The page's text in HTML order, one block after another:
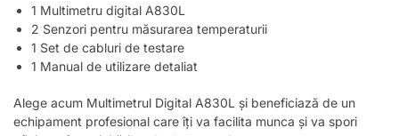
1 Multimetru digital A830L
2 Senzori pentru măsurarea temperaturii
1 Set de cabluri de testare
1 Manual de utilizare detaliat
Alege acum Multimetrul Digital A830L și beneficiază de un
echipament profesional care îți va facilita munca și va spori